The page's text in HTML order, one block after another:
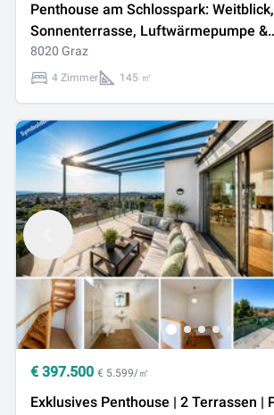
Penthouse am Schlosspark: Weitblick,
Sonnenterrasse, Luftwärmepumpe &
Fußbodenheizung!
8020 Graz
4 Zimmer 145 ㎡
€ 397.500 € 5.599/㎡
Exklusives Penthouse | 2 Terrassen | Panorama über